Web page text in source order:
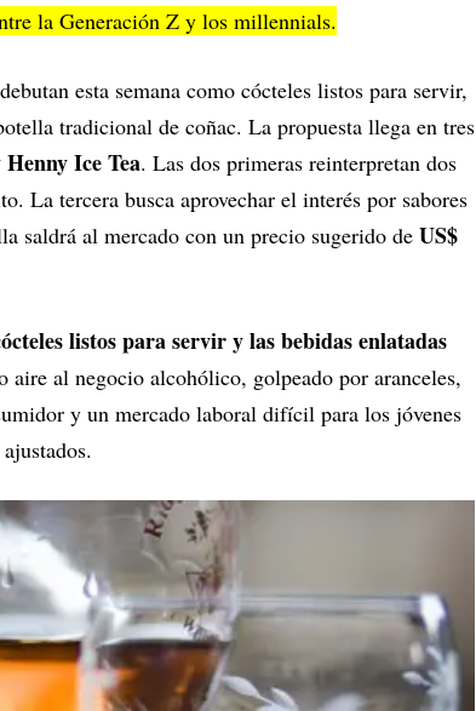
la Generación Z y los millennials.
debutan esta semana como cócteles listos para servir,
tradicional de coñac. La propuesta llega en tres
Ice Tea. Las dos primeras reinterpretan dos
La tercera busca aprovechar el interés por sabores
saldrá al mercado con un precio sugerido de US$
listos para servir y las bebidas enlatadas
aire al negocio alcohólico, golpeado por aranceles,
y un mercado laboral difícil para los jóvenes